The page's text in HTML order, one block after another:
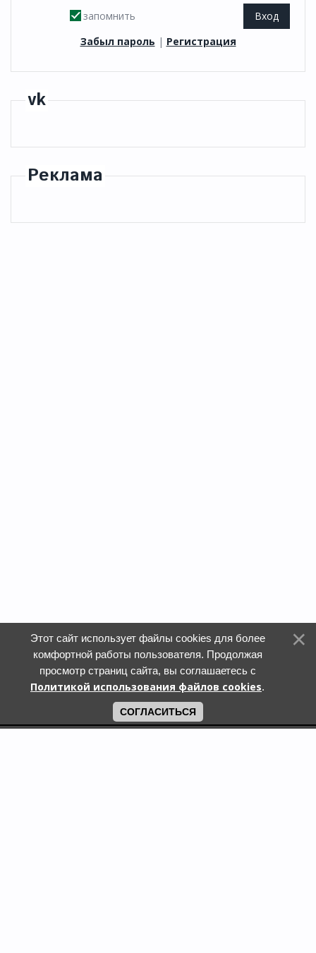
запомнить
Забыл пароль | Регистрация
vk
Реклама
Этот сайт использует файлы cookies для более
комфортной работы пользователя. Продолжая
просмотр страниц сайта, вы соглашаетесь с
Политикой использования файлов cookies.
СОГЛАСИТЬСЯ